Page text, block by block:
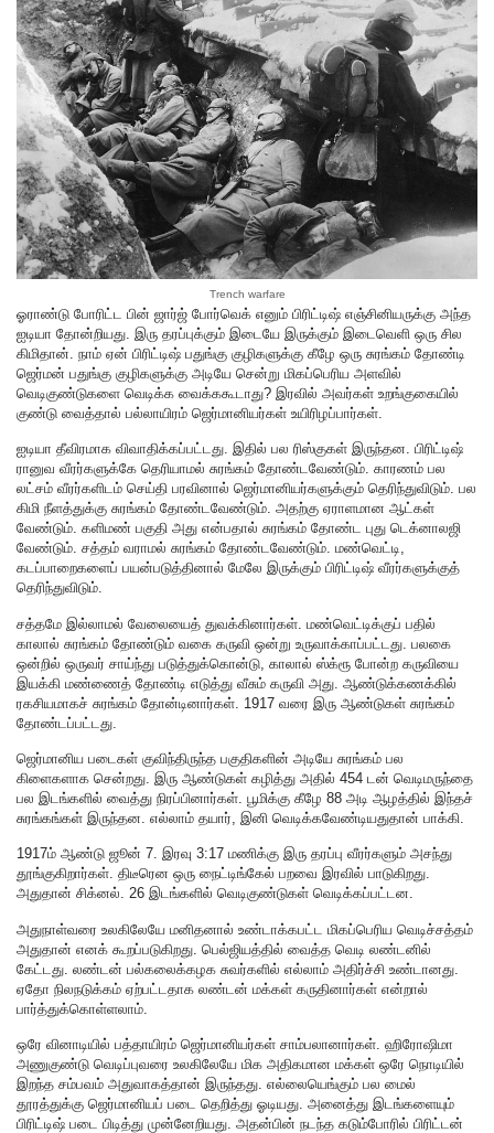
Trench warfare
ஓராண்டு போரிட்ட பின் ஜார்ஜ் போர்வெக் எனும் பிரிட்டிஷ் எஞ்சினியருக்கு அந்த
ஐடியா தோன்றியது. இரு தரப்புக்கும் இடையே இருக்கும் இடைவெளி ஒரு சில
கிமிதான். நாம் ஏன் பிரிட்டிஷ் பதுங்கு குழிகளுக்கு கீழே ஒரு சுரங்கம் தோண்டி
ஜெர்மன் பதுங்கு குழிகளுக்கு அடியே சென்று மிகப்பெரிய அளவில்
வெடிகுண்டுகளை வெடிக்க வைக்ககூடாது? இரவில் அவர்கள் உறங்குகையில்
குண்டு வைத்தால் பல்லாயிரம் ஜெர்மானியர்கள் உயிரிழப்பார்கள்.
ஐடியா தீவிரமாக விவாதிக்கப்பட்டது. இதில் பல ரிஸ்குகள் இருந்தன. பிரிட்டிஷ்
ரானுவ வீரர்களுக்கே தெரியாமல் சுரங்கம் தோண்டவேண்டும். காரணம் பல
லட்சம் வீரர்களிடம் செய்தி பரவினால் ஜெர்மானியர்களுக்கும் தெரிந்துவிடும். பல
கிமி நீளத்துக்கு சுரங்கம் தோண்டவேண்டும். அதற்கு ஏராளமான ஆட்கள்
வேண்டும். களிமண் பகுதி அது என்பதால் சுரங்கம் தோண்ட புது டெக்னாலஜி
வேண்டும். சத்தம் வராமல் சுரங்கம் தோண்டவேண்டும். மண்வெட்டி,
கடப்பாறைகளைப் பயன்படுத்தினால் மேலே இருக்கும் பிரிட்டிஷ் வீரர்களுக்குத்
தெரிந்துவிடும்.
சத்தமே இல்லாமல் வேலையைத் துவக்கினார்கள். மண்வெட்டிக்குப் பதில்
காலால் சுரங்கம் தோண்டும் வகை கருவி ஒன்று உருவாக்காப்பட்டது. பலகை
ஒன்றில் ஒருவர் சாய்ந்து படுத்துக்கொன்டு, காலால் ஸ்க்ரூ போன்ற கருவியை
இயக்கி மண்ணைத் தோண்டி எடுத்து வீசும் கருவி அது. ஆண்டுக்கணக்கில்
ரகசியமாகச் சுரங்கம் தோன்டினார்கள். 1917 வரை இரு ஆண்டுகள் சுரங்கம்
தோண்டப்பட்டது.
ஜெர்மானிய படைகள் குவிந்திருந்த பகுதிகளின் அடியே சுரங்கம் பல
கிளைகளாக சென்றது. இரு ஆண்டுகள் கழித்து அதில் 454 டன் வெடிமருந்தை
பல இடங்களில் வைத்து நிரப்பினார்கள். பூமிக்கு கீழே 88 அடி ஆழத்தில் இந்தச்
சுரங்கங்கள் இருந்தன. எல்லாம் தயார், இனி வெடிக்கவேண்டியதுதான் பாக்கி.
1917ம் ஆண்டு ஜூன் 7. இரவு 3:17 மணிக்கு இரு தரப்பு வீரர்களும் அசந்து
தூங்குகிறார்கள். திடீரென ஒரு நைட்டிங்கேல் பறவை இரவில் பாடுகிறது.
அதுதான் சிக்னல். 26 இடங்களில் வெடிகுண்டுகள் வெடிக்கப்பட்டன.
அதுநாள்வரை உலகிலேயே மனிதனால் உண்டாக்கபட்ட மிகப்பெரிய வெடிச்சத்தம்
அதுதான் எனக் கூறப்படுகிறது. பெல்ஜியத்தில் வைத்த வெடி லண்டனில்
கேட்டது. லண்டன் பல்கலைக்கழக சுவர்களில் எல்லாம் அதிர்ச்சி உண்டானது.
ஏதோ நிலநடுக்கம் ஏற்பட்டதாக லண்டன் மக்கள் கருதினார்கள் என்றால்
பார்த்துக்கொள்ளலாம்.
ஒரே வினாடியில் பத்தாயிரம் ஜெர்மானியர்கள் சாம்பலானார்கள். ஹிரோஷிமா
அணுகுண்டு வெடிப்புவரை உலகிலேயே மிக அதிகமான மக்கள் ஒரே நொடியில்
இறந்த சம்பவம் அதுவாகத்தான் இருந்தது. எல்லையெங்கும் பல மைல்
தூரத்துக்கு ஜெர்மானியப் படை தெறித்து ஓடியது. அனைத்து இடங்களையும்
பிரிட்டிஷ் படை பிடித்து முன்னேறியது. அதன்பின் நடந்த கடும்போரில் பிரிட்டன்